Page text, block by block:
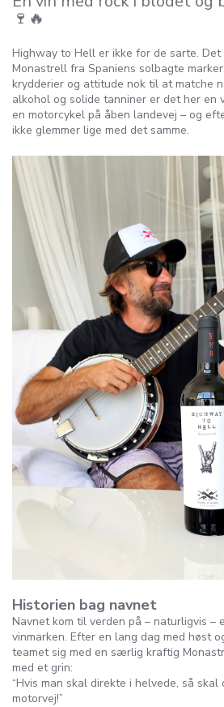
🍷🔥
Highway to Hell er ikke for de sarte.
Monastrell fra Spaniens solbagte
krydderier og attitude nok til at matche
alkohol og solide tanniner er det her en
en motorcykel på åben landevej – og
ikke glemmer lige med det samme.
Historien bag navnet
Navnet kom til verden på – naturligvis –
vinmarken. Efter en lang dag med høst
teamet sig med en særlig kraftig
med et grin:
“Hvis man skal direkte i helvede, så
motorvej!”